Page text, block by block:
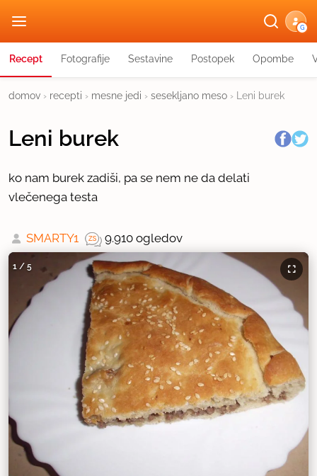
G
Recept Fotografije Sestavine Postopek Opombe
domov › recepti › mesne jedi › sesekljano meso › Leni burek
Leni burek
ko nam burek zadiši, pa se nem ne da delati
vlečenega testa
SMARTY1 9.910 ogledov
1 / 5